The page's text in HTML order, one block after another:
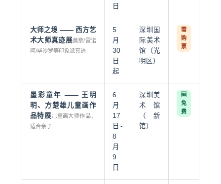
日
大师之境 —— 西方艺
术大师真迹展莫奈/雷诺
阿/毕沙罗等印象派真迹
5
月
30
日
起
深圳国
际美术
馆（光
明区）
需
购
票
墨彩童年 —— 王明
明、方楚雄儿童画作
品特展儿童画大师作品，
适合亲子
6
月
17
日-
8
月
9
日
深圳美
术馆
（新
馆）
🆓
免
费